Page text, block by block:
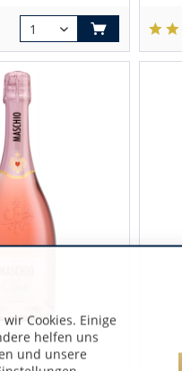
Italien
Cookies. Einige
helfen uns
und unsere